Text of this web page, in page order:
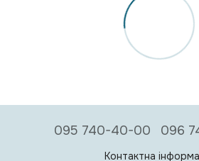
095 740-40-00 096
Контактна